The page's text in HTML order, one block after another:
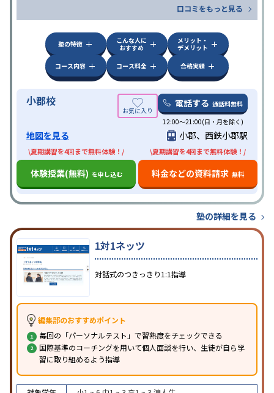
口コミをもっと見る
塾の特徴
こんな人に
おすすめ
メリット・
デメリット
コース内容
コース料金 合格実績
小郡校 電話する 通話料無料
12:00～21:00(日・月を除く)
地図を見る 小郡、西鉄小郡駅
\夏期講習を4回まで無料体験！/
体験授業(無料) を申し込む
\夏期講習を4回まで無料体験！/
料金などの資料請求 無料
塾の詳細を見る
1対1ネッツ
対話式のつきっきり1:1指導
編集部のおすすめポイント
毎回の「パーソナルテスト」で習熟度をチェックできる
国際基準のコーチングを用いて個人面談を行い、生徒が自ら学
習に取り組めるよう指導